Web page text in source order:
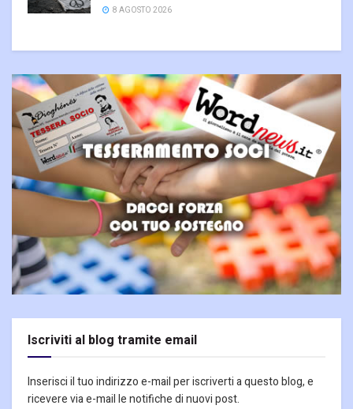
8 AGOSTO 2026
Iscriviti al blog tramite email
Inserisci il tuo indirizzo e-mail per iscriverti a questo blog, e
ricevere via e-mail le notifiche di nuovi post.